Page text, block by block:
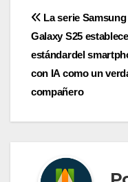
de
entradas
La serie Samsung
Galaxy S25
estándardel
con IA como un
compañero